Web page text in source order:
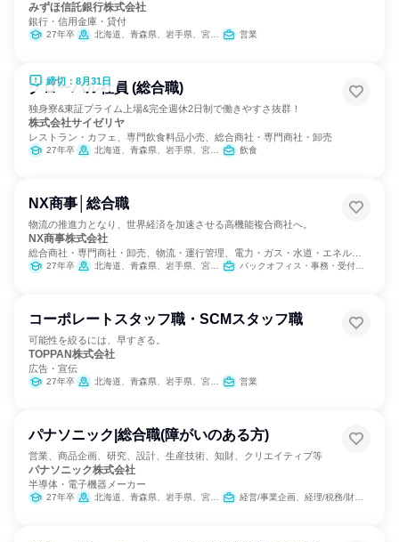
みずほ信託銀行株式会社
銀行・信用金庫・貸付
27年卒 北海道、青森県、岩手県、宮城県、秋田県、山形県、福島県、茨城県、栃木県、群馬県、埼玉県、千葉県、東京都、神奈川県、新潟県、富山県、石川県、福井県、山梨県、長野県、岐阜県、静岡県、愛知県、三重県、滋賀県、京都府、大阪府、兵庫県、奈良県、和歌山県、鳥取県、島根県、岡山県、広島県、山口県、徳島県、香川県、愛媛県、高知県、福岡県、佐賀県、長崎県、熊本県、大分県、宮崎県、鹿児島県、沖縄県 営業
締切：8月31日
グローバル社員 (総合職)
独身寮&東証プライム上場&完全週休2日制で働きやすさ抜群！
株式会社サイゼリヤ
レストラン・カフェ、専門飲食料品小売、総合商社・専門商社・卸売
27年卒 北海道、青森県、岩手県、宮城県、秋田県、山形県、福島県、茨城県、栃木県、群馬県、埼玉県、千葉県、東京都、神奈川県、新潟県、富山県、石川県、福井県、山梨県、長野県、岐阜県、静岡県、愛知県、三重県、滋賀県、京都府、大阪府、兵庫県、奈良県、和歌山県、鳥取県、島根県、岡山県、広島県、山口県、徳島県、香川県、愛媛県、福岡県、佐賀県、熊本県、大分県 飲食
NX商事│総合職
物流の推進力となり、世界経済を加速させる高機能複合商社へ。
NX商事株式会社
総合商社・専門商社・卸売、物流・運行管理、電力・ガス・水道・エネルギ
ー
27年卒 北海道、青森県、岩手県、宮城県、秋田県、山形県、福島県、茨城県、栃木県、群馬県、埼玉県、千葉県、東京都、神奈川県、新潟県、富山県、石川県、福井県、山梨県、長野県、岐阜県、静岡県、愛知県、三重県、滋賀県、京都府、大阪府、兵庫県、奈良県、和歌山県、鳥取県、島根県、岡山県、広島県、山口県、徳島県、香川県、愛媛県、高知県、福岡県、佐賀県、長崎県、熊本県、大分県、宮崎県、鹿児島県 バックオフィス・事務・受付、カスタマーサクセス、営業、経営/事業企画、SCM/生産管理/購買/物流、交通/運輸、経理/税務/財務、人事、総務、法務/知財、IT、広報/IR、製造・生産工程、建築/土木/プラント専門職、マーケティング・広告・宣伝
コーポレートスタッフ職・SCMスタッフ職
可能性を絞るには、早すぎる。
TOPPAN株式会社
広告・宣伝
27年卒 北海道、青森県、岩手県、宮城県、秋田県、山形県、福島県、茨城県、栃木県、群馬県、埼玉県、千葉県、東京都、神奈川県、新潟県、富山県、石川県、長野県、静岡県、愛知県、三重県、滋賀県、京都府、大阪府、兵庫県、島根県、岡山県、広島県、山口県、香川県、愛媛県、高知県、福岡県、佐賀県、長崎県、熊本県、大分県、宮崎県、鹿児島県、沖縄県 営業
パナソニック|総合職(障がいのある方)
営業、商品企画、研究、設計、生産技術、知財、クリエイティブ等
パナソニック株式会社
半導体・電子機器メーカー
27年卒 北海道、青森県、岩手県、宮城県、秋田県、山形県、福島県、茨城県、栃木県、群馬県、埼玉県、千葉県、東京都、神奈川県、新潟県、富山県、石川県、福井県、山梨県、長野県、岐阜県、静岡県、愛知県、三重県、滋賀県、京都府、大阪府、兵庫県、奈良県、和歌山県、鳥取県、島根県、岡山県、広島県、山口県、徳島県、香川県、愛媛県、高知県、福岡県、佐賀県、長崎県、熊本県、大分県、宮崎県、鹿児島県、沖縄県 経営/事業企画、経理/税務/財務、人事、法務/知財、IT、広報/IR、製造・生産工程、営業、商品企画、マーケティング・広告・宣伝